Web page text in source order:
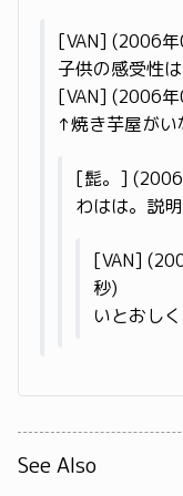
[VAN] (2006
子供の感受性
[VAN] (2006
↑焼き芋屋が
[髭。]
わはは。説
[VAN]
秒)
いとおし
See Also